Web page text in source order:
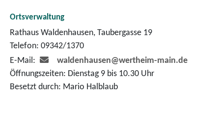
Ortsverwaltung
Rathaus Waldenhausen, Taubergasse 19
Telefon: 09342/1370
E-Mail:
waldenhausen@wertheim-main.de
Öffnungszeiten: Dienstag 9 bis 10.30 Uhr
Besetzt durch: Mario Halblaub